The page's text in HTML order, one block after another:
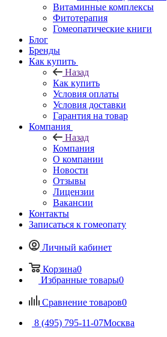
Витаминные комплексы
Фитотерапия
Гомеопатические книги
Блог
Бренды
Как купить
Назад
Как купить
Условия оплаты
Условия доставки
Гарантия на товар
Компания
Назад
Компания
О компании
Новости
Отзывы
Лицензии
Вакансии
Контакты
Записаться к гомеопату
Личный кабинет
Корзина0
Избранные товары0
Сравнение товаров0
8 (495) 795-11-07Москва